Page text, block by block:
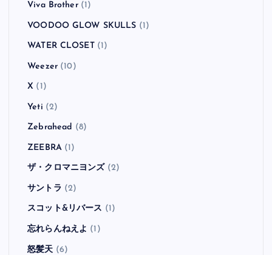
Viva Brother(1)
VOODOO GLOW SKULLS (1)
WATER CLOSET(1)
Weezer(10)
X (1)
Yeti (2)
Zebrahead (8)
ZEEBRA(1)
ザ・クロマニヨンズ (2)
サントラ (2)
スコット&リバース (1)
忘れらんねえよ (1)
怒髪天 (6)